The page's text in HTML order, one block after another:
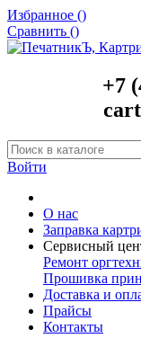
Избранное ()
Сравнить ()
+7
Войти
О нас
Заправка
Сервисный
Ремонт
Прошивка
Доставка и
Прайсы
Контакты